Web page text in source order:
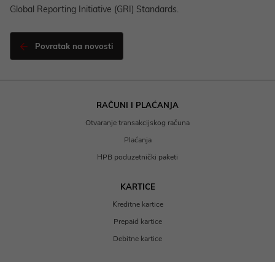
Global Reporting Initiative (GRI) Standards.
Povratak na novosti
RAČUNI I PLAĆANJA
Otvaranje transakcijskog računa
Plaćanja
HPB poduzetnički paketi
KARTICE
Kreditne kartice
Prepaid kartice
Debitne kartice